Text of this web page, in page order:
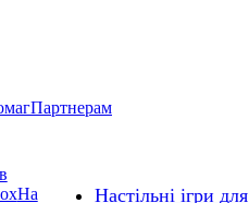
Партнерам
На
Настільні ігри для